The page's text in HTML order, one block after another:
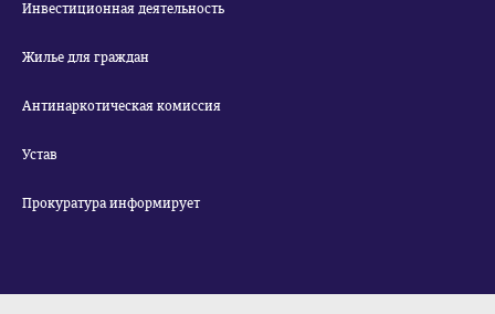
Инвестиционная деятельность
Жилье для граждан
Антинаркотическая комиссия
Устав
Прокуратура информирует